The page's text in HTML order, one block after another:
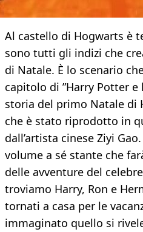
Al castello di Hogwarts è
sono tutti gli indizi che
di Natale. È lo scenario
capitolo di ”Harry Potter
storia del primo Natale di
che è stato riprodotto in
dall’artista cinese Ziyi
volume a sé stante che
delle avventure del
troviamo Harry, Ron e
tornati a casa per le
immaginato quello si